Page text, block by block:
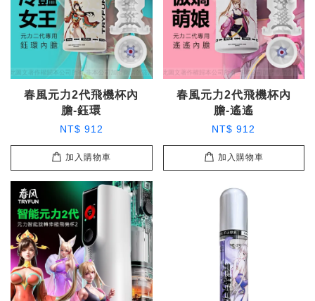
春風元力2代飛機杯內
膽-鈺環
NT$ 912
加入購物車
春風元力2代飛機杯內
膽-遙遙
NT$ 912
加入購物車